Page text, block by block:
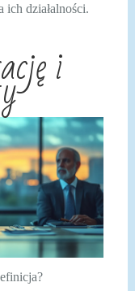
działalności.
i